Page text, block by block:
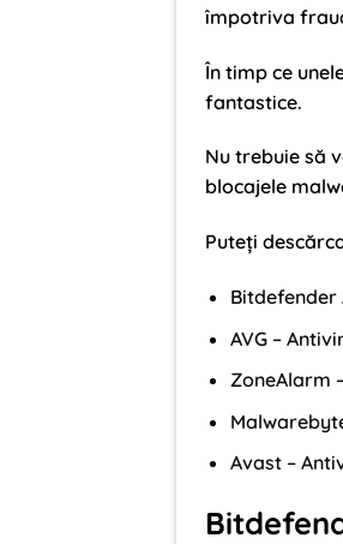
împotriva
În timp ce
fantastice.
Nu trebuie să
blocajele
Puteți
Bitdefender
AVG –
ZoneAlarm
Avast –